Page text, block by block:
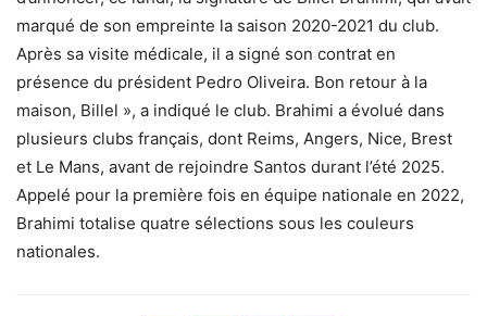
marqué de son empreinte la saison 2020-2021 du club.
Après sa visite médicale, il a signé son contrat en
présence du président Pedro Oliveira. Bon retour à la
maison, Billel », a indiqué le club. Brahimi a évolué dans
plusieurs clubs français, dont Reims, Angers, Nice, Brest
et Le Mans, avant de rejoindre Santos durant l’été 2025.
Appelé pour la première fois en équipe nationale en 2022,
Brahimi totalise quatre sélections sous les couleurs
nationales.